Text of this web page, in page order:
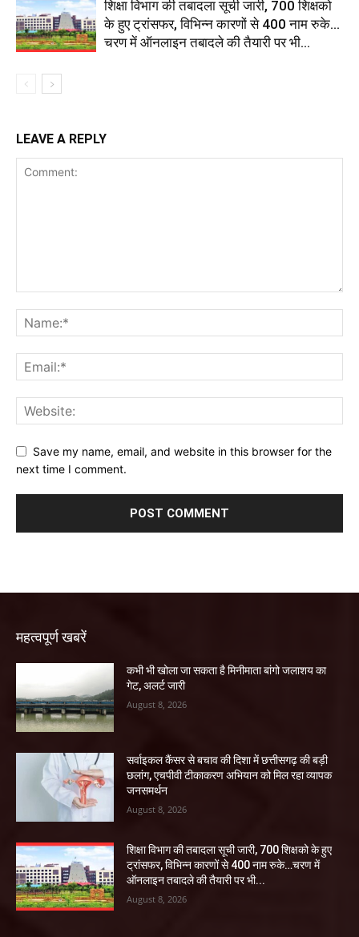
शिक्षा विभाग की तबादला सूची जारी, 700 शिक्षको
के हुए ट्रांसफर, विभिन्न कारणों से 400 नाम रुके…
चरण में ऑनलाइन तबादले की तैयारी पर भी...
LEAVE A REPLY
Save my name, email, and website in this browser for the
next time I comment.
महत्वपूर्ण खबरें
कभी भी खोला जा सकता है मिनीमाता बांगो जलाशय का
गेट, अलर्ट जारी
August 8, 2026
सर्वाइकल कैंसर से बचाव की दिशा में छत्तीसगढ़ की बड़ी
छलांग, एचपीवी टीकाकरण अभियान को मिल रहा व्यापक
जनसमर्थन
August 8, 2026
शिक्षा विभाग की तबादला सूची जारी, 700 शिक्षको के हुए
ट्रांसफर, विभिन्न कारणों से 400 नाम रुके…चरण में
ऑनलाइन तबादले की तैयारी पर भी...
August 8, 2026